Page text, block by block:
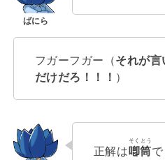
フガーフガー（それが言
だけだろ！！！ ）
正解は喞筒
そくとう